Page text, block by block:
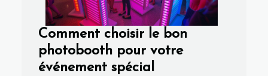
Comment choisir le bon
photobooth pour votre
événement spécial